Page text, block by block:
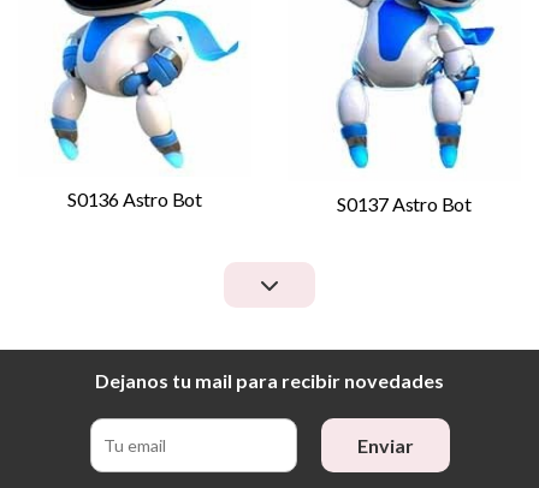
S0136 Astro Bot S0137 Astro Bot
Dejanos tu mail para recibir novedades
Enviar